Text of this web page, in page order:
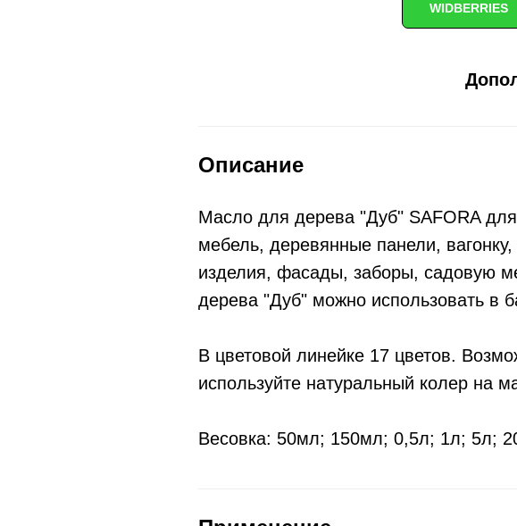
WIDBERRIES
Описание
Масло для дерева "Дуб" SAFORA
мебель, деревянные панели,
изделия, фасады, заборы, садовую
дерева "Дуб" можно использовать в
В цветовой линейке 17 цветов.
используйте натуральный колер на
Весовка: 50мл; 150мл; 0,5л; 1л; 5л;